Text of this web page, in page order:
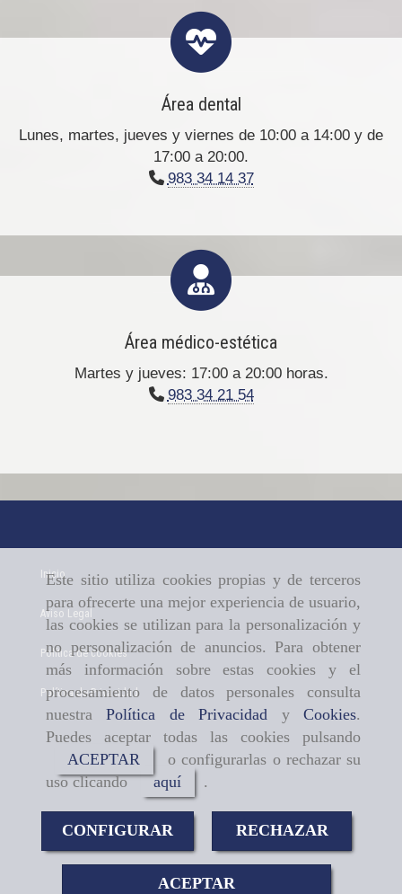
Este sitio utiliza cookies propias y de terceros
para ofrecerte una mejor experiencia de usuario,
las cookies se utilizan para la personalización y
no personalización de anuncios. Para obtener
más información sobre estas cookies y el
procesamiento de datos personales consulta
nuestraPolítica de Privacidad yCookies.
Puedes aceptar todas las cookies pulsando
ACEPTAR
o configurarlas o rechazar su
uso clicando
aquí .
CONFIGURAR RECHAZAR
ACEPTAR
Área dental
Lunes, martes, jueves y viernes de 10:00 a 14:00 y de
17:00 a 20:00.
983 34 14 37
Área médico-estética
Martes y jueves: 17:00 a 20:00 horas.
983 34 21 54
Inicio
Aviso Legal
Política de cookies
Política de Privacidad